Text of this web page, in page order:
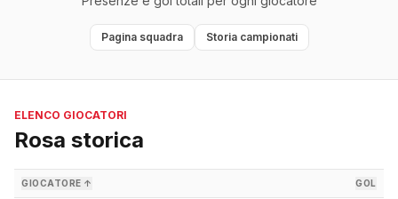
Pagina squadra Storia campionati
ELENCO GIOCATORI
Rosa storica
GIOCATORE ↑ GOL